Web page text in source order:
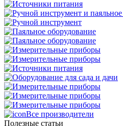
Все производители
Полезные статьи